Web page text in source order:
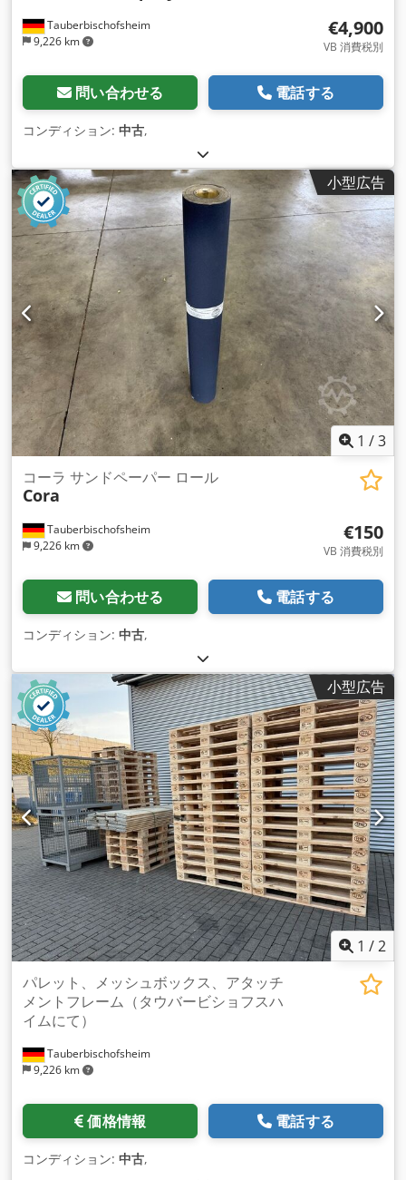
Tauberbischofsheim
9,226 km
€4,900
VB 消費税別
問い合わせる 電話する
コンディション: 中古,
小型広告
1 /3
Tauberbischofsheim
9,226 km
コーラ サンドペーパー ロール
Cora
€150
VB 消費税別
問い合わせる 電話する
コンディション: 中古,
小型広告
1 /2
Tauberbischofsheim
9,226 km
パレット、メッシュボックス、アタッチ
メントフレーム（タウバービショフスハ
イムにて）
価格情報 電話する
コンディション: 中古,